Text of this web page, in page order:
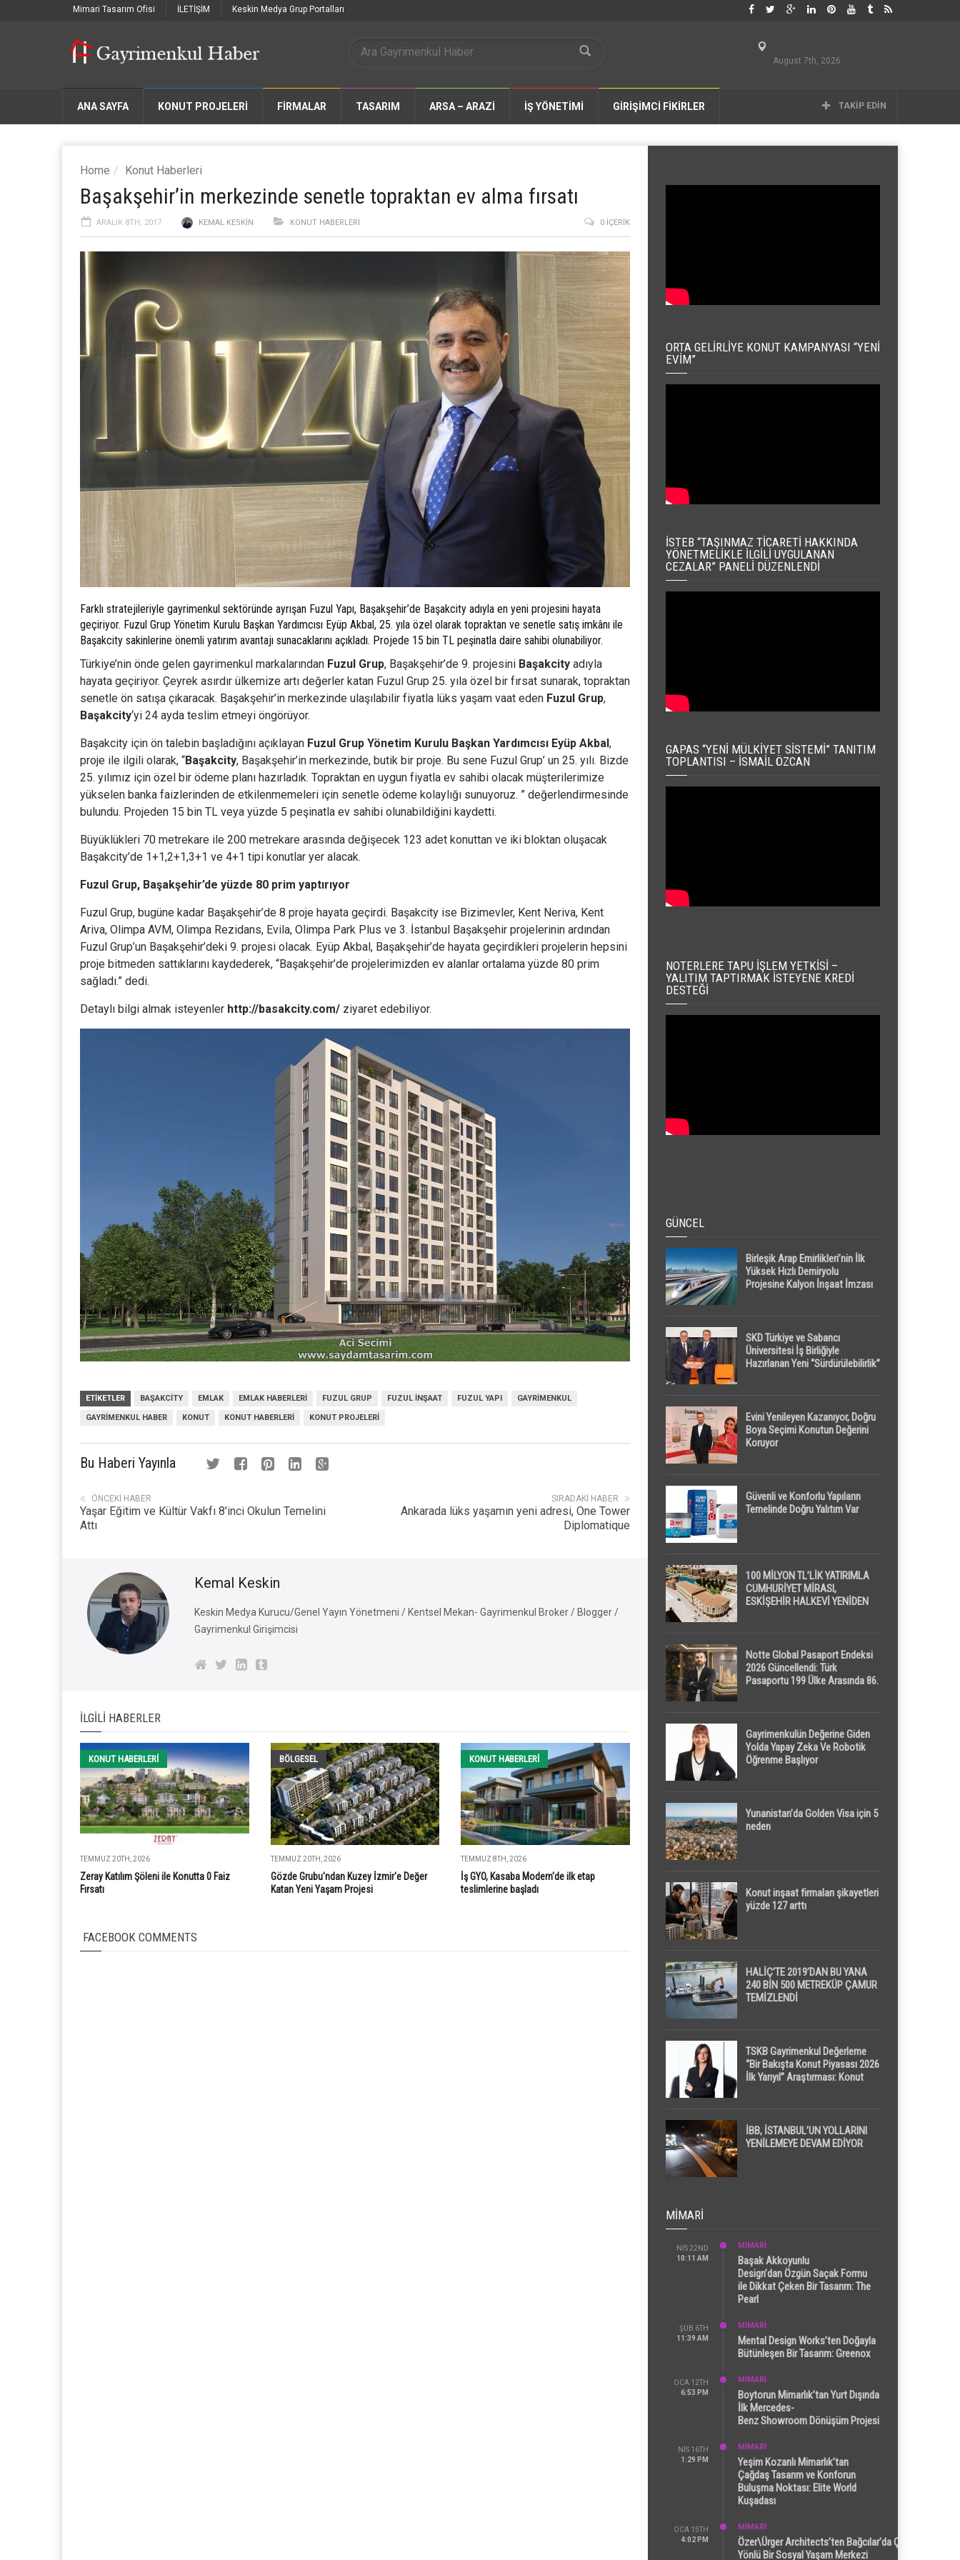
Mimari Tasarım Ofisi İLETİŞİM Keskin Medya Grup Portalları
August 7th, 2026
ANA SAYFA KONUT PROJELERİ FIRMALAR TASARIM ARSA – ARAZİ İŞ YÖNETİMİ GİRİŞİMCİ FİKİRLER TAKIP EDIN
Home Konut Haberleri
Başakşehir’in merkezinde senetle topraktan ev alma fırsatı
ARALIK 8TH, 2017 KEMAL KESKIN KONUT HABERLERI 0 İÇERIK
Farklı stratejileriyle gayrimenkul sektöründe ayrışan Fuzul Yapı, Başakşehir’de Başakcity adıyla en yeni projesini hayata
geçiriyor. Fuzul Grup Yönetim Kurulu Başkan Yardımcısı Eyüp Akbal, 25. yıla özel olarak topraktan ve senetle satış imkânı ile
Başakcity sakinlerine önemli yatırım avantajı sunacaklarını açıkladı. Projede 15 bin TL peşinatla daire sahibi olunabiliyor.
Türkiye’nin önde gelen gayrimenkul markalarından Fuzul Grup, Başakşehir’de 9. projesini Başakcity adıyla
hayata geçiriyor. Çeyrek asırdır ülkemize artı değerler katan Fuzul Grup 25. yıla özel bir fırsat sunarak, topraktan
senetle ön satışa çıkaracak. Başakşehir’in merkezinde ulaşılabilir fiyatla lüks yaşam vaat eden Fuzul Grup,
Başakcity‘yi 24 ayda teslim etmeyi öngörüyor.
Başakcity için ön talebin başladığını açıklayan Fuzul Grup Yönetim Kurulu Başkan Yardımcısı Eyüp Akbal,
proje ile ilgili olarak, “Başakcity, Başakşehir’in merkezinde, butik bir proje. Bu sene Fuzul Grup’ un 25. yılı. Bizde
25. yılımız için özel bir ödeme planı hazırladık. Topraktan en uygun fiyatla ev sahibi olacak müşterilerimize
yükselen banka faizlerinden de etkilenmemeleri için senetle ödeme kolaylığı sunuyoruz. ” değerlendirmesinde
bulundu. Projeden 15 bin TL veya yüzde 5 peşinatla ev sahibi olunabildiğini kaydetti.
Büyüklükleri 70 metrekare ile 200 metrekare arasında değişecek 123 adet konuttan ve iki bloktan oluşacak
Başakcity’de 1+1,2+1,3+1 ve 4+1 tipi konutlar yer alacak.
Fuzul Grup, Başakşehir’de yüzde 80 prim yaptırıyor
Fuzul Grup, bugüne kadar Başakşehir’de 8 proje hayata geçirdi. Başakcity ise Bizimevler, Kent Neriva, Kent
Ariva, Olimpa AVM, Olimpa Rezidans, Evila, Olimpa Park Plus ve 3. İstanbul Başakşehir projelerinin ardından
Fuzul Grup’un Başakşehir’deki 9. projesi olacak. Eyüp Akbal, Başakşehir’de hayata geçirdikleri projelerin hepsini
proje bitmeden sattıklarını kaydederek, “Başakşehir’de projelerimizden ev alanlar ortalama yüzde 80 prim
sağladı.” dedi.
Detaylı bilgi almak isteyenler http://basakcity.com/ ziyaret edebiliyor.
ETIKETLER BAŞAKCITY EMLAK EMLAK HABERLERI FUZUL GRUP FUZUL İNŞAAT FUZUL YAPI GAYRIMENKUL
GAYRIMENKUL HABER KONUT KONUT HABERLERI KONUT PROJELERI
Bu Haberi Yayınla
SIRADAKI HABER
Ankarada lüks yaşamın yeni adresi, One Tower
Diplomatique
ÖNCEKI HABER
Yaşar Eğitim ve Kültür Vakfı 8'inci Okulun Temelini
Attı
Kemal Keskin
Keskin Medya Kurucu/Genel Yayın Yönetmeni / Kentsel Mekan- Gayrimenkul Broker / Blogger /
Gayrimenkul Girişimcisi
İLGILI HABERLER
KONUT HABERLERI
TEMMUZ 20TH, 2026
Zeray Katılım Şöleni ile Konutta 0 Faiz
Fırsatı
BÖLGESEL
TEMMUZ 20TH, 2026
Gözde Grubu'ndan Kuzey İzmir'e Değer
Katan Yeni Yaşam Projesi
KONUT HABERLERI
TEMMUZ 8TH, 2026
İş GYO, Kasaba Modern'de ilk etap
teslimlerine başladı
FACEBOOK COMMENTS
ORTA GELIRLIYE KONUT KAMPANYASI “YENI
EVIM”
İSTEB “TAŞINMAZ TICARETI HAKKINDA
YÖNETMELIKLE İLGILI UYGULANAN
CEZALAR” PANELI DÜZENLENDI
GAPAS “YENI MÜLKIYET SISTEMI” TANITIM
TOPLANTISI – İSMAIL ÖZCAN
NOTERLERE TAPU İŞLEM YETKISI –
YALITIM TAPTIRMAK İSTEYENE KREDI
DESTEĞI
GÜNCEL
Birleşik Arap Emirlikleri’nin İlk
Yüksek Hızlı Demiryolu
Projesine Kalyon İnşaat İmzası
SKD Türkiye ve Sabancı
Üniversitesi İş Birliğiyle
Hazırlanan Yeni “Sürdürülebilirlik”
Evini Yenileyen Kazanıyor, Doğru
Boya Seçimi Konutun Değerini
Koruyor
Güvenli ve Konforlu Yapıların
Temelinde Doğru Yalıtım Var
100 MİLYON TL’LİK YATIRIMLA
CUMHURİYET MİRASI,
ESKİŞEHİR HALKEVİ YENİDEN
Notte Global Pasaport Endeksi
2026 Güncellendi: Türk
Pasaportu 199 Ülke Arasında 86.
Gayrimenkulün Değerine Giden
Yolda Yapay Zeka Ve Robotik
Öğrenme Başlıyor
Yunanistan’da Golden Visa için 5
neden
Konut inşaat firmaları şikayetleri
yüzde 127 arttı
HALİÇ’TE 2019’DAN BU YANA
240 BİN 500 METREKÜP ÇAMUR
TEMİZLENDİ
TSKB Gayrimenkul Değerleme
“Bir Bakışta Konut Piyasası 2026
İlk Yarıyıl” Araştırması: Konut
Dikkat Çekti
İBB, İSTANBUL’UN YOLLARINI
YENİLEMEYE DEVAM EDİYOR
MIMARI
NIS 22ND
10:11 AM
MİMARİ
Başak Akkoyunlu
Design’dan Özgün Saçak Formu
ile Dikkat Çeken Bir Tasarım: The
Pearl
ŞUB 6TH
11:39 AM
MİMARİ
Mental Design Works’ten Doğayla
Bütünleşen Bir Tasarım: Greenox
OCA 12TH
6:53 PM
MİMARİ
Boytorun Mimarlık’tan Yurt Dışında
İlk Mercedes-
Benz Showroom Dönüşüm Projesi
NIS 16TH
1:29 PM
MİMARİ
Yeşim Kozanlı Mimarlık’tan
Çağdaş Tasarım ve Konforun
Buluşma Noktası: Elite World
Kuşadası
OCA 15TH
4:02 PM
MİMARİ
Özer\Ürger Architects’ten Bağcılar’da Çok
Yönlü Bir Sosyal Yaşam Merkezi